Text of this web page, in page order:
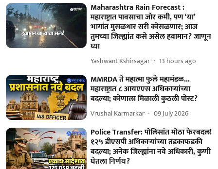
Maharashtra Rain Forecast :
महाराष्ट्रात पावसाचा जोर कमी, पण ‘या’
भागांत मुसळधार सरी कोसळणार; आज
तुमच्या जिल्ह्यांत कसे असेल हवामान? जाणून
घ्या
Yashwant Kshirsagar 13 hours ago
MMRDA ते महात्मा फुले महामंडळ...
महाराष्ट्रात ८ आयएएस अधिकाऱ्यांच्या
बदल्या; कोणाला मिळाली कुठली पोस्ट?
Vrushal Karmarkar 09 July 2026
Police Transfer: पोलिसांत मोठा फेरबदल!
१२५ डीएसपी अधिकाऱ्यांच्या तडकाफडकी
बदल्या; अनेक जिल्ह्यांना नवे अधिकारी, कुणी
घेतला निर्णय?